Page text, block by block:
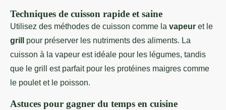
Techniques de cuisson rapide et saine
Utilisez des méthodes de cuisson comme la vapeur et le
grill
pour préserver les nutriments des aliments. La
cuisson à la vapeur est idéale pour les légumes, tandis
que le grill est parfait pour les protéines maigres comme
le poulet et le poisson.
Astuces pour gagner du temps en cuisine